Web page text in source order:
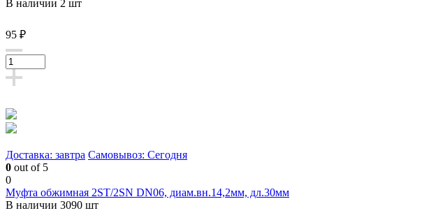
В наличии 2 шт
95 ₽
Доставка: завтра Самовывоз: Сегодня
0 out of 5
0
Муфта обжимная 2ST/2SN DN06, диам.вн.14,2мм, дл.30мм
В наличии 3090 шт